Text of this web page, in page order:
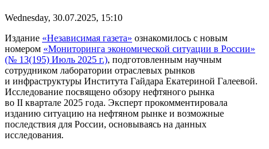
Wednesday, 30.07.2025, 15:10
Издание «Независимая газета» ознакомилось с новым
номером «Мониторинга экономической ситуации в России»
(№ 13(195) Июль 2025 г.), подготовленным научным
сотрудником лаборатории отраслевых рынков
и инфраструктуры Института Гайдара Екатериной Галеевой.
Исследование посвящено обзору нефтяного рынка
во II квартале 2025 года. Эксперт прокомментировала
изданию ситуацию на нефтяном рынке и возможные
последствия для России, основываясь на данных
исследования.